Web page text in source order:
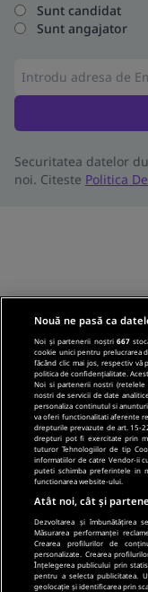
Sunt candidat
Sunt angajator
Securitatea datelor
noi. Citeste Politica
Nouă ne pasă ca
Noi și partenerii noștri667
cookie unici pentru prelucrarea
făcând clic mai jos, respectiv
politica de confidențialitate.
Noi si partenerii nostri
nostri de servicii de date
personaliza continutul si
va oferi functionalitati aferente
drepturile prevazute de art. 15-
drepturi pot fi exercitate prin
tuturor Tehnologiilor de tip
informatiilor de catre Vendor-ii cu
puteti schimba preferintele in
functionarea website-ului.
Atât noi, cât și
Dezvoltarea și îmbunătățirea
Măsurarea performanței
Crearea profilurilor de
personalizate. Crearea
Înțelegerea publicului prin
pentru a selecta publicitatea.
geolocație și identificarea prin